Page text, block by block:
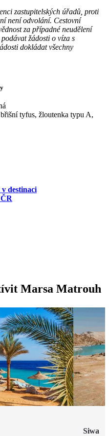
zastupitelských úřadů, proti
není odvolání. Cestovní
za případné neudělení
žádosti o víza s
dokládat všechny
tyfus, žloutenka typu A,
destinaci
Marsa Matrouh
Siwa